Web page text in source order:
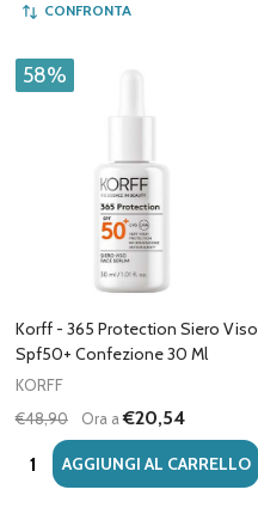
CONFRONTA
58%
Korff - 365 Protection Siero Viso
Spf50+ Confezione 30 Ml
KORFF
€48,90
Ora a€20,54
Quantità:AGGIUNGI AL CARRELLO